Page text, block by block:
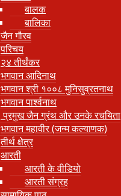
बालक
बालिका
जैन गौरव
परिचय
२४ तीर्थंकर
भगवान आदिनाथ
भगवान श्री १००८ मुनिसुव्रतनाथ
भगवान पार्श्वनाथ
प्रमुख जैन ग्रंथ और उनके रचयिता
भगवान महावीर (जन्म कल्याणक)
तीर्थ क्षेत्र
आरती
आरती के वीडियो
आरती संग्रह